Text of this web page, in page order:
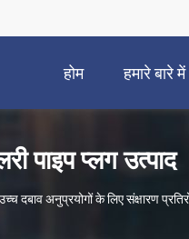
होम हमारे बारे में
पाइप प्लग उत्पाद
दबाव अनुप्रयोगों के लिए संक्षारण